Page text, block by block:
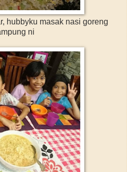
hubbyku masak nasi goreng
ni